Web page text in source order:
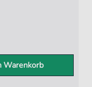
Warenkorb